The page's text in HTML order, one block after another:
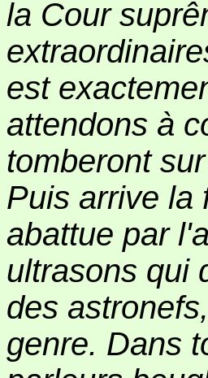
la Cour
est
attendons à
tomberont
Puis arrive la
abattue par
ultrasons qui
des
genre. Dans